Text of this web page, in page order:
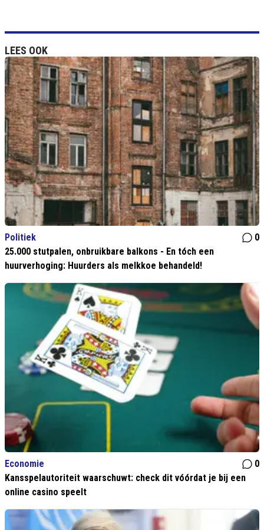
LEES OOK
Politiek
0
25.000 stutpalen, onbruikbare balkons - En tóch een
huurverhoging: Huurders als melkkoe behandeld!
Economie
0
Kansspelautoriteit waarschuwt: check dit vóórdat je bij een
online casino speelt